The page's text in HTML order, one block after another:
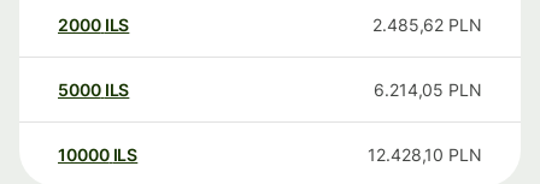
2000 ILS 2.485,62 PLN
5000 ILS 6.214,05 PLN
10000 ILS 12.428,10 PLN